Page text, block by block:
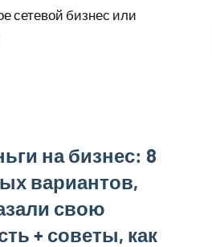
сетевой бизнес или
на бизнес: 8
вариантов,
свою
+ советы, как